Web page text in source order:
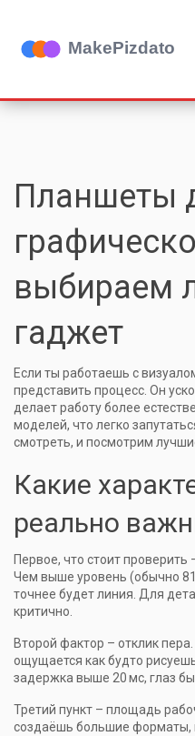
Планшеты
выбираем
гаджет
Если ты работаешь с
представить процесс. Он
делает работу более
моделей, что легко
смотреть, и посмотрим
Какие
реально
Первое, что стоит проверить
Чем выше уровень (обычно
точнее будет линия. Для
критично.
Второй фактор – отклик
ощущается как будто
задержка выше 20 мс, глаз
Третий пункт – площадь
создаёшь большие